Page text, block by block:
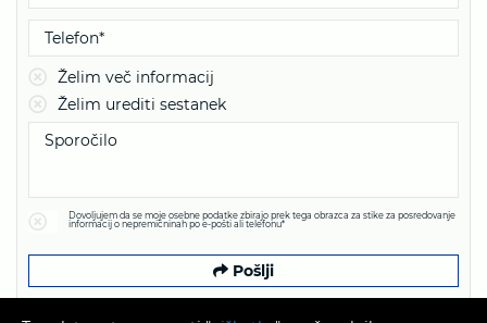
Želim več informacij
Želim urediti sestanek
Dovoljujem da se moje osebne podatke zbirajo prek tega obrazca za stike za posredovanje
informacij o nepremičninah po e-pošti ali telefonu*
Pošlji